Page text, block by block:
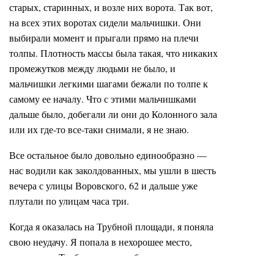
старых, старинных, и возле них ворота. Так вот,
на всех этих воротах сидели мальчишки. Они
выбирали момент и прыгали прямо на плечи
толпы. Плотность массы была такая, что никаких
промежутков между людьми не было, и
мальчишки легкими шагами бежали по толпе к
самому ее началу. Что с этими мальчишками
дальше было, добегали ли они до Колонного зала
или их где-то все-таки снимали, я не знаю.
Все остальное было довольно единообразно —
нас водили как заколдованных, мы ушли в шесть
вечера с улицы Воровского, 62 и дальше уже
плутали по улицам часа три.
Когда я оказалась на Трубной площади, я поняла
свою неудачу. Я попала в нехорошее место,